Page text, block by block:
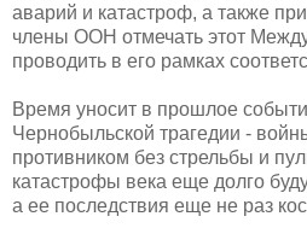
аварий и катастроф, а также
члены ООН отмечать этот
проводить в его рамках
Время уносит в прошлое
Чернобыльской трагедии -
противником без стрельбы и
катастрофы века еще долго
а ее последствия еще не раз